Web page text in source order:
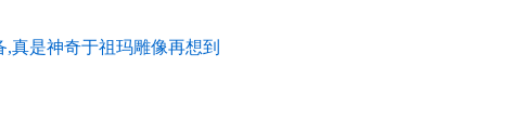
,真是神奇于祖玛雕像再想到